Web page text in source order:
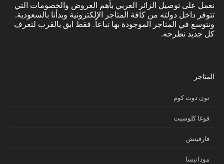
نعمل على توصيل الزائر العربي بأهم العروض والخصومات التي
تتوفر داخل دولته من كافة المتاجر الإلكترونية وبدأنا بالسعودية.
ونتوسع في المتاجر الموجودة بها تباعاً. فقط ابق بالقرب لتعرف
كل جديد نطرحه.
المتاجر
نون دوت كوم
فوغا كلوسيت
فارفيتش
مودانيسا